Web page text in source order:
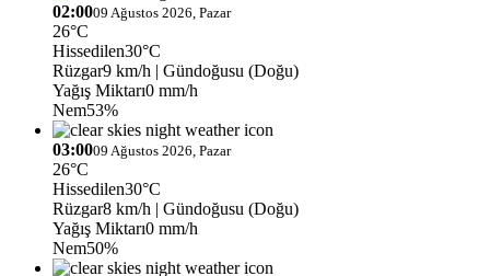
02:0009 Ağustos 2026, Pazar
26°C
Hissedilen30°C
Rüzgar9 km/h | Gündoğusu (Doğu)
Yağış Miktarı0 mm/h
Nem53%
03:0009 Ağustos 2026, Pazar
26°C
Hissedilen30°C
Rüzgar8 km/h | Gündoğusu (Doğu)
Yağış Miktarı0 mm/h
Nem50%